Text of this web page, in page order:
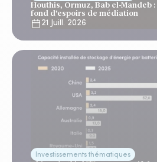
Houthis, Ormuz, Bab el-Mandeb
fond d’espoirs de médiation
21 Juill. 2026
Investissements thématiques